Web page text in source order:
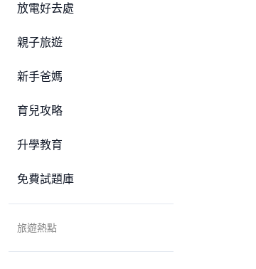
放電好去處
親子旅遊
新手爸媽
育兒攻略
升學教育
免費試題庫
旅遊熱點